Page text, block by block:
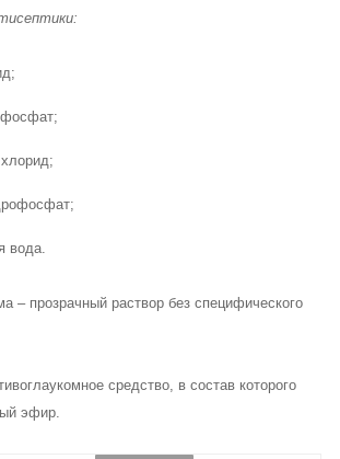
вода.
– прозрачный раствор без специфического
средство, в состав которого
эфир.